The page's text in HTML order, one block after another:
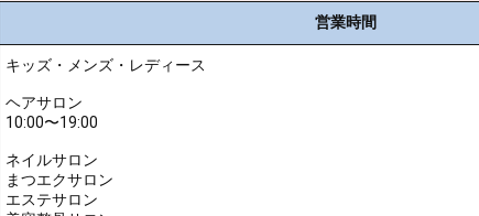
営業時間
キッズ・メンズ・レディース
ヘアサロン
10:00〜19:00
ネイルサロン
まつエクサロン
エステサロン